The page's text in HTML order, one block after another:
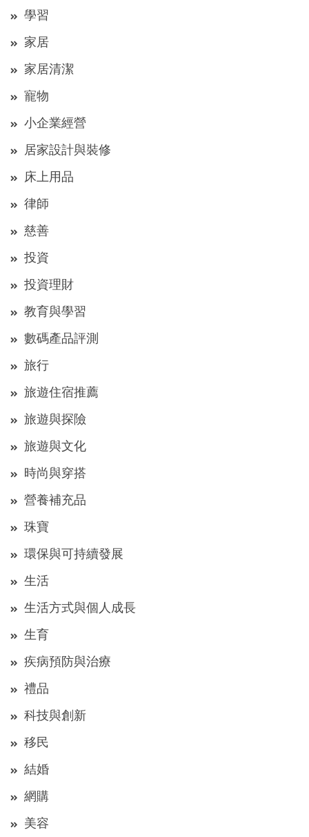
學習
家居
家居清潔
寵物
小企業經營
居家設計與裝修
床上用品
律師
慈善
投資
投資理財
教育與學習
數碼產品評測
旅行
旅遊住宿推薦
旅遊與探險
旅遊與文化
時尚與穿搭
營養補充品
珠寶
環保與可持續發展
生活
生活方式與個人成長
生育
疾病預防與治療
禮品
科技與創新
移民
結婚
網購
美容